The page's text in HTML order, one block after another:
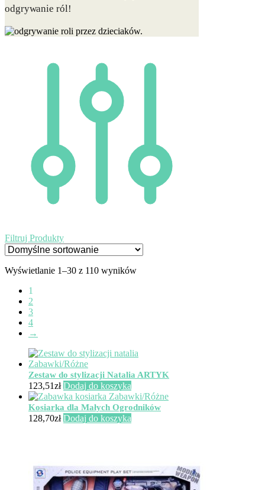
odgrywanie ról!
Filtruj Produkty
Wyświetlanie 1–30 z 110 wyników
1
2
3
4
→
Zestaw do stylizacji Natalia ARTYK
123,51zł Dodaj do koszyka
Kosiarka dla Małych Ogrodników
128,70zł Dodaj do koszyka